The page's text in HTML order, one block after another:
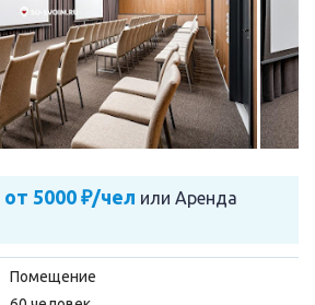
от 5000 ₽/чел или Аренда
Помещение